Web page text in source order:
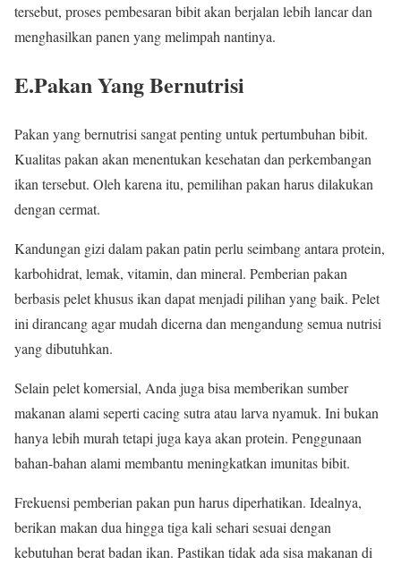
tersebut, proses pembesaran bibit akan berjalan lebih lancar dan
menghasilkan panen yang melimpah nantinya.
E.Pakan Yang Bernutrisi
Pakan yang bernutrisi sangat penting untuk pertumbuhan bibit.
Kualitas pakan akan menentukan kesehatan dan perkembangan
ikan tersebut. Oleh karena itu, pemilihan pakan harus dilakukan
dengan cermat.
Kandungan gizi dalam pakan patin perlu seimbang antara protein,
karbohidrat, lemak, vitamin, dan mineral. Pemberian pakan
berbasis pelet khusus ikan dapat menjadi pilihan yang baik. Pelet
ini dirancang agar mudah dicerna dan mengandung semua nutrisi
yang dibutuhkan.
Selain pelet komersial, Anda juga bisa memberikan sumber
makanan alami seperti cacing sutra atau larva nyamuk. Ini bukan
hanya lebih murah tetapi juga kaya akan protein. Penggunaan
bahan-bahan alami membantu meningkatkan imunitas bibit.
Frekuensi pemberian pakan pun harus diperhatikan. Idealnya,
berikan makan dua hingga tiga kali sehari sesuai dengan
kebutuhan berat badan ikan. Pastikan tidak ada sisa makanan di